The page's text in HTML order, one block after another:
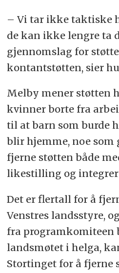
– Vi tar ikke taktiske
de kan ikke lengre ta
gjennomslag for
kontantstøtten, sier
Melby mener støtten
kvinner borte fra
til at barn som burde
blir hjemme, noe
fjerne støtten både
likestilling og
Det er flertall for å
Venstres landsstyre,
fra programkomiteen
landsmøtet i helga,
Stortinget for å fjerne